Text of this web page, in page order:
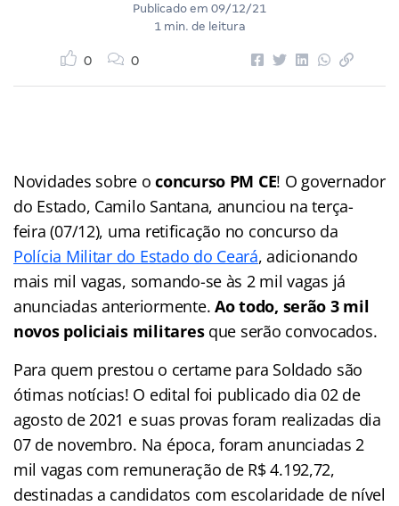
Publicado em 09/12/21
1 min. de leitura
0 0
Novidades sobre oconcurso PM CE! O governador
do Estado, Camilo Santana, anunciou na terça-
feira (07/12), uma retificação no concurso da
Polícia Militar do Estado do Ceará, adicionando
mais mil vagas, somando-se às 2 mil vagas já
anunciadas anteriormente. Ao todo, serão 3 mil
novos policiais militaresque serão convocados.
Para quem prestou o certame para Soldado são
ótimas notícias! O edital foi publicado dia 02 de
agosto de 2021 e suas provas foram realizadas dia
07 de novembro. Na época, foram anunciadas 2
mil vagas com remuneração de R$ 4.192,72,
destinadas a candidatos com escolaridade de nível